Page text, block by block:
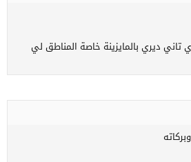
ديري بالمايزينة خاصة المناطق لي